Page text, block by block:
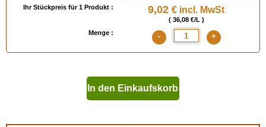
Ihr Stückpreis für 1 Produkt : 9,02 € incl. MwSt
( 36,08 €/L )
Menge :
- +
In den Einkaufskorb